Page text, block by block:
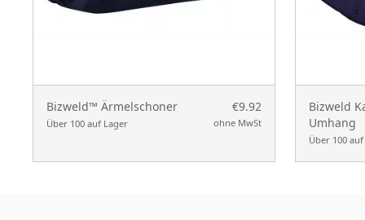
Bizweld™ Ärmelschoner
Über 100 auf Lager
€9.92
ohne MwSt
Bizweld
Umhang
Über 100